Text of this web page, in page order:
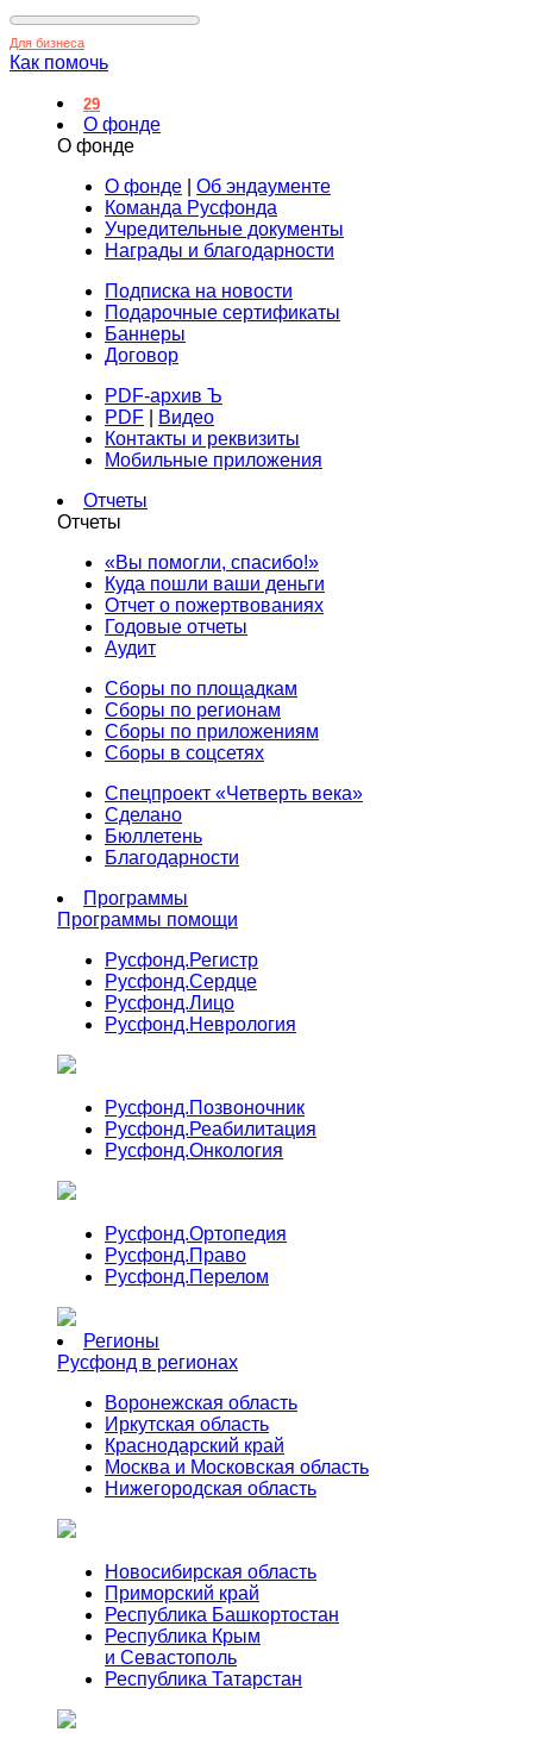
Для бизнеса
Как помочь
29
О фонде
О фонде
О фонде
Об эндаументе
Команда Русфонда
Учредительные документы
Награды и благодарности
Подписка на новости
Подарочные сертификаты
Баннеры
Договор
PDF-архив Ъ
PDF
Видео
Контакты и реквизиты
Мобильные приложения
Отчеты
Отчеты
«Вы помогли, спасибо!»
Куда пошли ваши деньги
Отчет о пожертвованиях
Годовые отчеты
Аудит
Сборы по площадкам
Сборы по регионам
Сборы по приложениям
Сборы в соцсетях
Спецпроект «Четверть века»
Сделано
Бюллетень
Благодарности
Программы
Программы помощи
Русфонд.Регистр
Русфонд.Сердце
Русфонд.Лицо
Русфонд.Неврология
Русфонд.Позвоночник
Русфонд.Реабилитация
Русфонд.Онкология
Русфонд.Ортопедия
Русфонд.Право
Русфонд.Перелом
Регионы
Русфонд в регионах
Воронежская область
Иркутская область
Краснодарский край
Москва и Московская область
Нижегородская область
Новосибирская область
Приморский край
Республика Башкортостан
Республика Крым
и Севастополь
Республика Татарстан